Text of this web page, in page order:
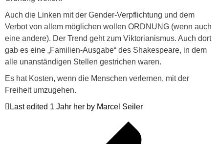
Auch die Linken mit der Gender-Verpflichtung und dem
Verbot von allem möglichen wollen ORDNUNG (wenn auch
eine andere). Der Trend geht zum Viktorianismus. Auch dort
gab es eine „Familien-Ausgabe“ des Shakespeare, in dem
alle unanständigen Stellen gestrichen waren.
Es hat Kosten, wenn die Menschen verlernen, mit der
Freiheit umzugehen.
Last edited 1 Jahr her by Marcel Seiler